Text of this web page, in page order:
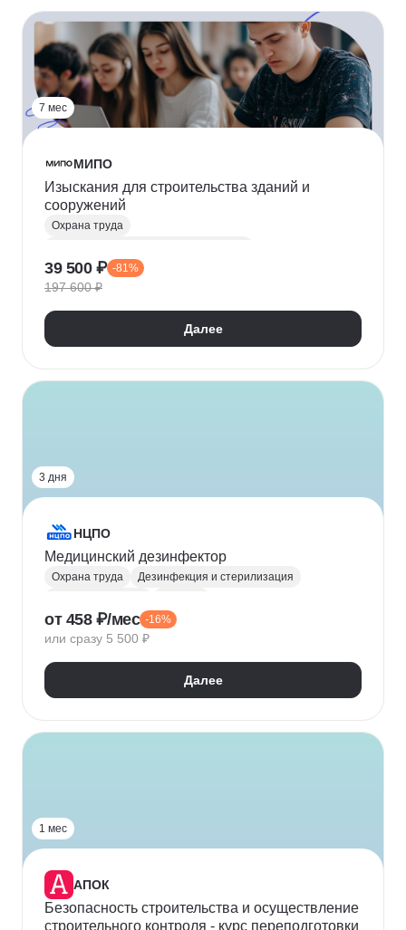
7 мес
МИПО
Изыскания для строительства зданий и
сооружений
Охрана труда
Строительство
Проектная документация
39 500 ₽ -81%
197 600 ₽
Далее
3 дня
НЦПО
Медицинский дезинфектор
Охрана труда
Дезинфекция и стерилизация
Эпидемиологическая безопасность
Первая помощь
от 458 ₽/мес -16%
или сразу 5 500 ₽
Далее
1 мес
АПОК
Безопасность строительства и осуществление
строительного контроля - курс переподготовки